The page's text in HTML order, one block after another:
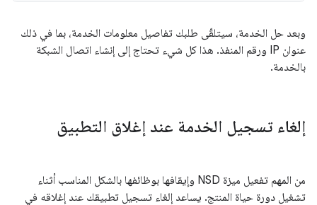
وبعد حل الخدمة، سيتلقّى طلبك تفاصيل معلومات الخدمة، بما في ذلك
عنوان IP ورقم المنفذ. هذا كل شيء تحتاج إلى إنشاء اتصال الشبكة
بالخدمة.
إلغاء تسجيل الخدمة عند إغلاق التطبيق
من المهم تفعيل ميزة NSD وإيقافها بوظائفها بالشكل المناسب أثناء
تشغيل دورة حياة المنتج. يساعد إلغاء تسجيل تطبيقك عند إغلاقه في